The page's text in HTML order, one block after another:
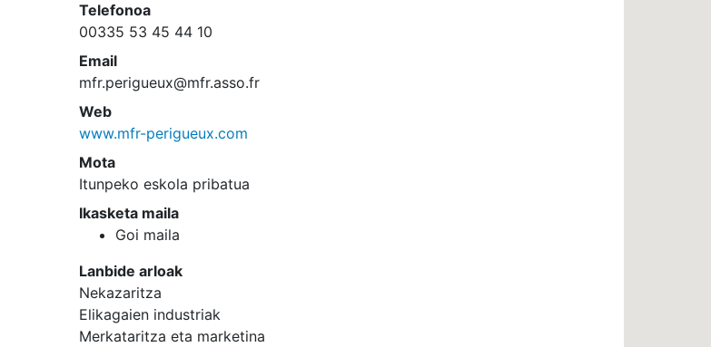
Telefonoa
00335 53 45 44 10
Email
mfr.perigueux@mfr.asso.fr
Web
www.mfr-perigueux.com
Mota
Itunpeko eskola pribatua
Ikasketa maila
Goi maila
Lanbide arloak
Nekazaritza
Elikagaien industriak
Merkataritza eta marketina